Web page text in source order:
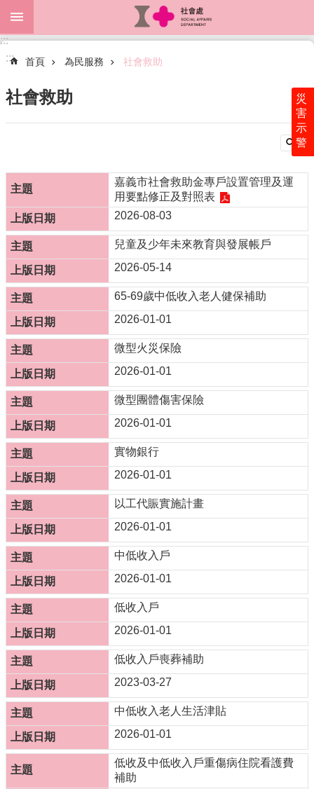
跳到主要內容區塊
進
階
處
最
新
消
息
為
民
服
務
資
訊
公
開
附
屬
單
位
相
關
法
規
表
單
下
載
防
災
專
區
網
站
導
覽
災
害
示
警
:::
:::
首頁 為民服務 社會救助
社會救助
嘉義市社會救助金專戶設置管理及運
用要點修正及對照表
2026-08-03
兒童及少年未來教育與發展帳戶
2026-05-14
65-69歲中低收入老人健保補助
2026-01-01
微型火災保險
2026-01-01
微型團體傷害保險
2026-01-01
實物銀行
2026-01-01
以工代賑實施計畫
2026-01-01
中低收入戶
2026-01-01
低收入戶
2026-01-01
低收入戶喪葬補助
2023-03-27
中低收入老人生活津貼
2026-01-01
低收及中低收入戶重傷病住院看護費
補助